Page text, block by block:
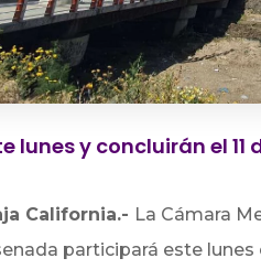
lunes y concluirán el 11
California.- La Cámara
participará este